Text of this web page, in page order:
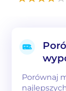
Porównaj